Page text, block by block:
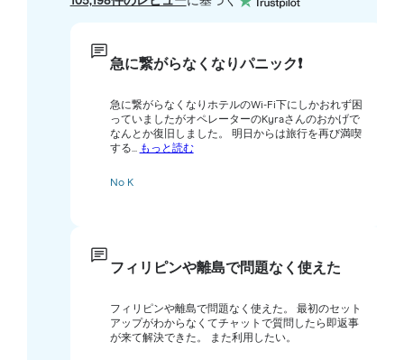
急に繋がらなくなりパニック❗️
急に繋がらなくなりホテルのWi-Fi下にしかおれず困
っていましたがオペレーターのKyraさんのおかげで
なんとか復旧しました。 明日からは旅行を再び満喫
する... もっと読む
No K
フィリピンや離島で問題なく使えた
フィリピンや離島で問題なく使えた。 最初のセット
アップがわからなくてチャットで質問したら即返事
が来て解決できた。 また利用したい。